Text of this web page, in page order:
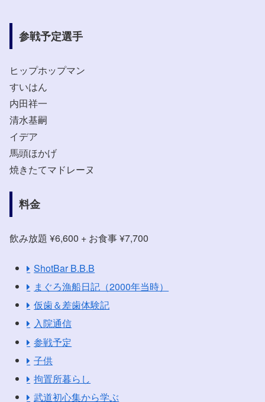
参戦予定選手
ヒップホップマン
すいはん
内田祥一
清水基嗣
イデア
馬頭ほかげ
焼きたてマドレーヌ
料金
飲み放題 ¥6,600 + お食事 ¥7,700
ShotBar B.B.B
まぐろ漁船日記（2000年当時）
仮歯＆差歯体験記
入院通信
参戦予定
子供
拘置所暮らし
武道初心集から学ぶ